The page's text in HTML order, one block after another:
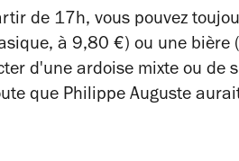
de 17h, vous pouvez
à 9,80 €) ou une bière
d'une ardoise mixte ou de
que Philippe Auguste